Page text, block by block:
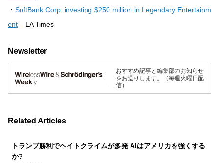
・ SoftBank Corp. investing $250 million in Legendary Entertainm
ent – LA Times
Newsletter
おすすめ記事と編集部のお知らせ
をお送りします。（毎週火曜日配
信）
Related Articles
トランプ勝利でヘイトクライムが多発 AIはアメリカを強くする
か?